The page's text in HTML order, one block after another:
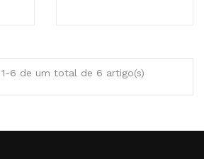
6 de um total de 6 artigo(s)